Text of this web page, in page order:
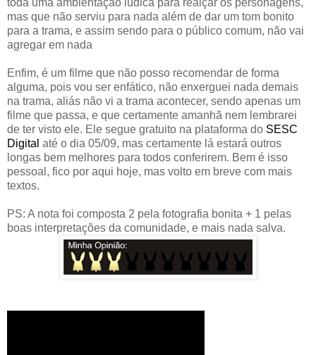
toda uma ambientação lúdica para realçar os personagens,
mas que não serviu para nada além de dar um tom bonito
para a trama, e assim sendo para o público comum, não vai
agregar em nada
Enfim, é um filme que não posso recomendar de forma
alguma, pois vou ser enfático, não enxerguei nada demais
na trama, aliás não vi a trama acontecer, sendo apenas um
filme que passa, e que certamente amanhã nem lembrarei
de ter visto ele. Ele segue gratuito na plataforma do SESC
Digital até o dia 05/09, mas certamente lá estará outros
longas bem melhores para todos conferirem. Bem é isso
pessoal, fico por aqui hoje, mas volto em breve com mais
textos.
PS: A nota foi composta 2 pela fotografia bonita + 1 pelas
boas interpretações da comunidade, e mais nada salva.